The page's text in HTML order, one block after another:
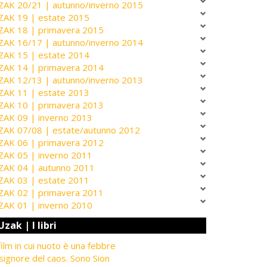
20/21 | autunno/inverno 2015
19 | estate 2015
18 | primavera 2015
16/17 | autunno/inverno 2014
15 | estate 2014
14 | primavera 2014
12/13 | autunno/inverno 2013
11 | estate 2013
10 | primavera 2013
09 | inverno 2013
07/08 | estate/autunno 2012
06 | primavera 2012
05 | inverno 2011
04 | autunno 2011
03 | estate 2011
02 | primavera 2011
01 | inverno 2010
| I libri
in cui nuoto è una febbre
del caos. Sono Sion